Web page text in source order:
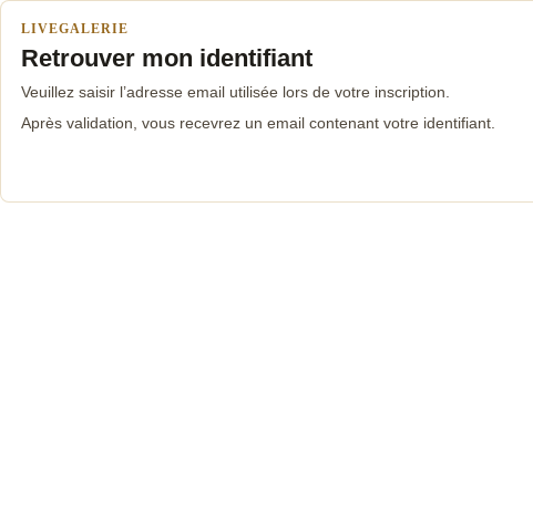
LIVEGALERIE
Retrouver mon identifiant
Veuillez saisir l’adresse email utilisée lors de votre inscription.
Après validation, vous recevrez un email contenant votre identifiant.